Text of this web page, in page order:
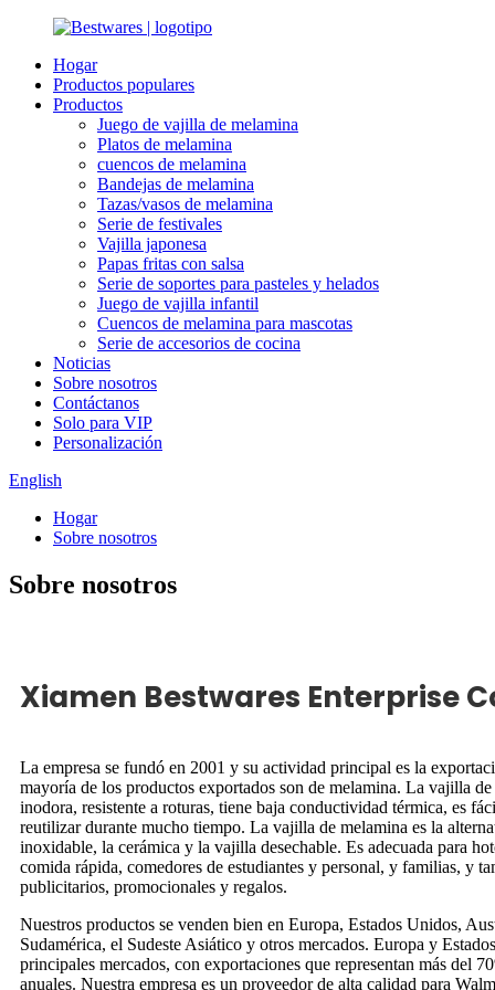
Hogar
Productos populares
Productos
Juego de vajilla de melamina
Platos de melamina
cuencos de melamina
Bandejas de melamina
Tazas/vasos de melamina
Serie de festivales
Vajilla japonesa
Papas fritas con salsa
Serie de soportes para pasteles y helados
Juego de vajilla infantil
Cuencos de melamina para mascotas
Serie de accesorios de cocina
Noticias
Sobre nosotros
Contáctanos
Solo para VIP
Personalización
English
Hogar
Sobre nosotros
Sobre nosotros
Xiamen Bestwares Enterprise
La empresa se fundó en 2001 y su actividad principal es la
mayoría de los productos exportados son de melamina. La vajilla
inodora, resistente a roturas, tiene baja conductividad térmica, es
reutilizar durante mucho tiempo. La vajilla de melamina es la
inoxidable, la cerámica y la vajilla desechable. Es adecuada para
comida rápida, comedores de estudiantes y personal, y familias, y
publicitarios, promocionales y regalos.
Nuestros productos se venden bien en Europa, Estados Unidos,
Sudamérica, el Sudeste Asiático y otros mercados. Europa y
principales mercados, con exportaciones que representan más del
anuales. Nuestra empresa es un proveedor de alta calidad para